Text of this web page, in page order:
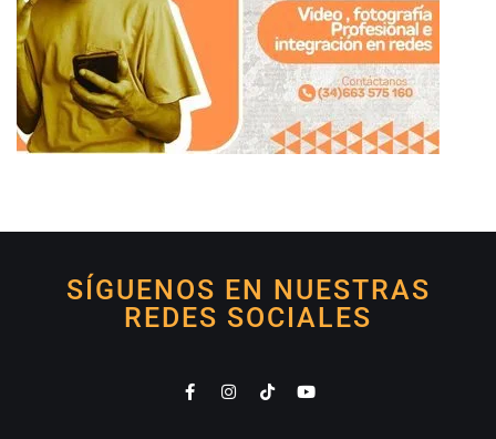
SÍGUENOS EN NUESTRAS
REDES SOCIALES